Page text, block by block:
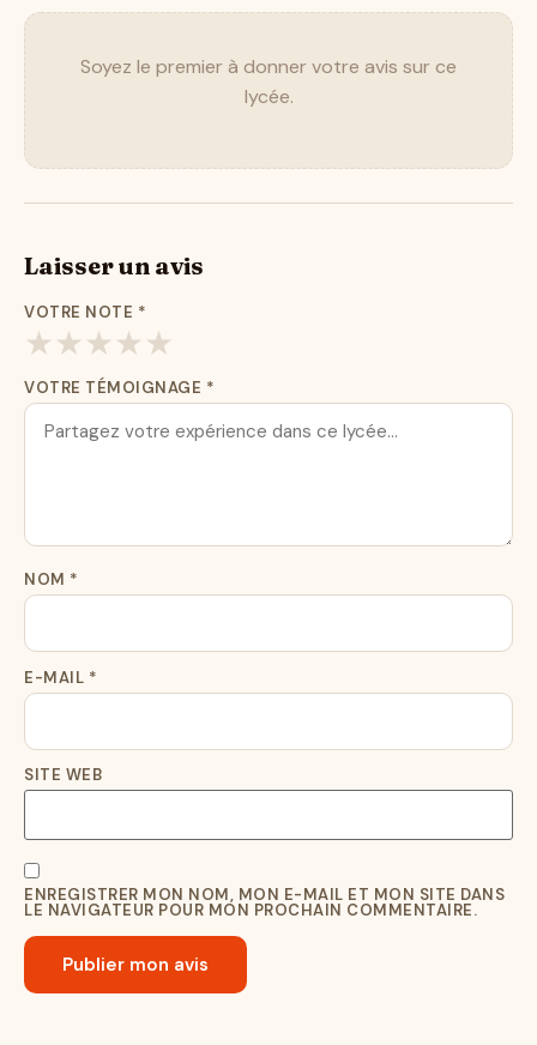
Soyez le premier à donner votre avis sur ce
lycée.
Laisser un avis
VOTRE NOTE *
★★★★★
VOTRE TÉMOIGNAGE *
NOM *
E-MAIL *
SITE WEB
ENREGISTRER MON NOM, MON E-MAIL ET MON SITE DANS
LE NAVIGATEUR POUR MON PROCHAIN COMMENTAIRE.